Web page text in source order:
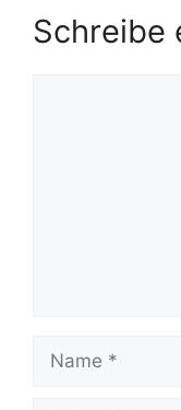
Schreibe